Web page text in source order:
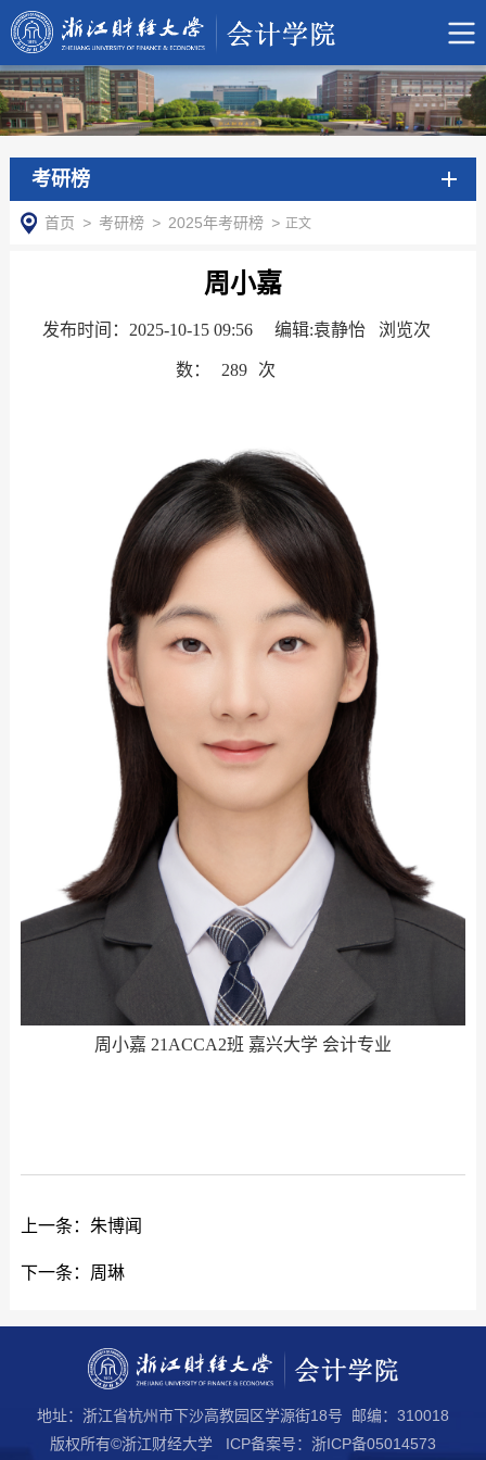
考研榜
首页 > 考研榜 > 2025年考研榜 > 正文
周小嘉
发布时间：2025-10-15 09:56 编辑:袁静怡 浏览次
数： 289 次
周小嘉 21ACCA2班 嘉兴大学 会计专业
上一条： 朱博闻
下一条： 周琳
地址：浙江省杭州市下沙高教园区学源街18号 邮编：310018
版权所有©浙江财经大学 ICP备案号：浙ICP备05014573